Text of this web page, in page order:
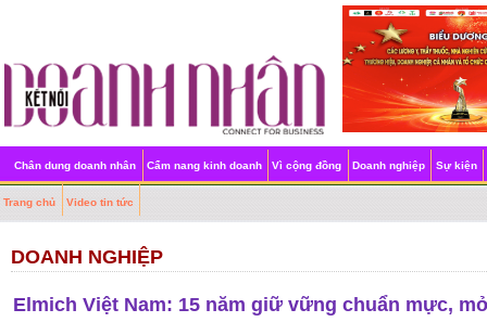
Chân dung doanh nhân Cẩm nang kinh doanh Vì cộng đồng Doanh nghiệp Sự kiện
Trang chủ Video tin tức
DOANH NGHIỆP
Elmich Việt Nam: 15 năm giữ vững chuẩn mực,